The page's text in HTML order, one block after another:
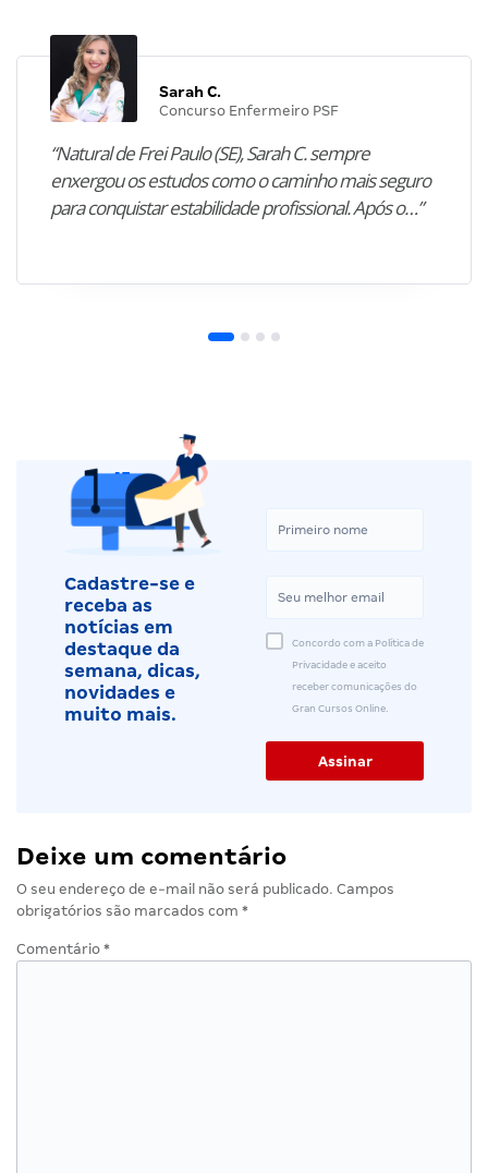
Sarah C.
Concurso Enfermeiro PSF
“Natural de Frei Paulo (SE), Sarah C. sempre
enxergou os estudos como o caminho mais seguro
para conquistar estabilidade profissional. Após o…”
Cadastre-se e
receba as
notícias em
destaque da
semana, dicas,
novidades e
muito mais.
Concordo com a Política de
Privacidade e aceito
receber comunicações do
Gran Cursos Online.
Deixe um comentário
O seu endereço de e-mail não será publicado. Campos
obrigatórios são marcados com *
Comentário *